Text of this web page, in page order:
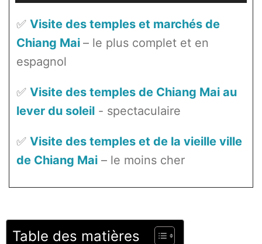
✅ Visite des temples et marchés de
Chiang Mai – le plus complet et en
espagnol
✅ Visite des temples de Chiang Mai au
lever du soleil - spectaculaire
✅ Visite des temples et de la vieille ville
de Chiang Mai – le moins cher
Table des matières